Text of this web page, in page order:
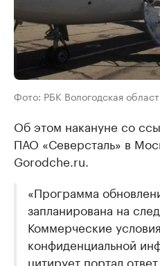
Фото: РБК Вологодская
Об этом накануне со
ПАО «Северсталь» в
Gorodche.ru.
«Программа
запланирована на
Коммерческие
конфиденциальной
цитирует портал